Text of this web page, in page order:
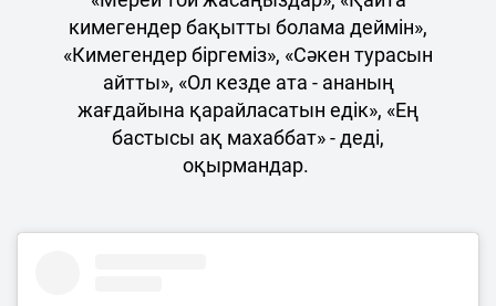
кимегендер бақытты болама деймін»,
«Кимегендер біргеміз», «Сәкен турасын
айтты», «Ол кезде ата - ананың
жағдайына қарайласатын едік», «Ең
бастысы ақ махаббат» - деді,
оқырмандар.